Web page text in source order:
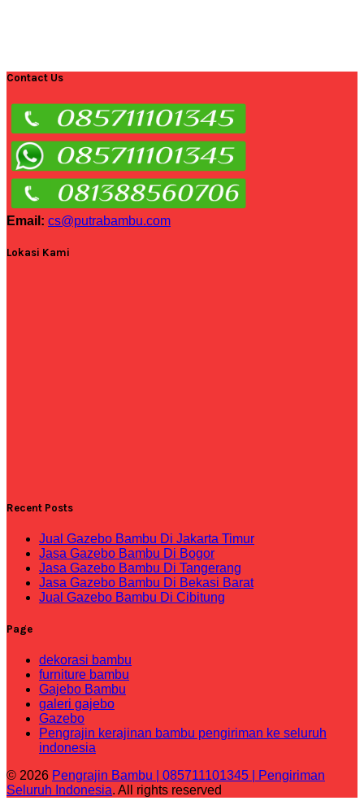
Contact Us
Email: cs@putrabambu.com
Lokasi Kami
Recent Posts
Jual Gazebo Bambu Di Jakarta Timur
Jasa Gazebo Bambu Di Bogor
Jasa Gazebo Bambu Di Tangerang
Jasa Gazebo Bambu Di Bekasi Barat
Jual Gazebo Bambu Di Cibitung
Page
dekorasi bambu
furniture bambu
Gajebo Bambu
galeri gajebo
Gazebo
Pengrajin kerajinan bambu pengiriman ke seluruh
indonesia
© 2026 Pengrajin Bambu | 085711101345 | Pengiriman
Seluruh Indonesia. All rights reserved